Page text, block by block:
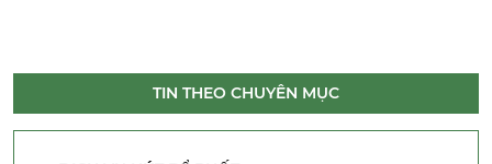
TIN THEO CHUYÊN MỤC